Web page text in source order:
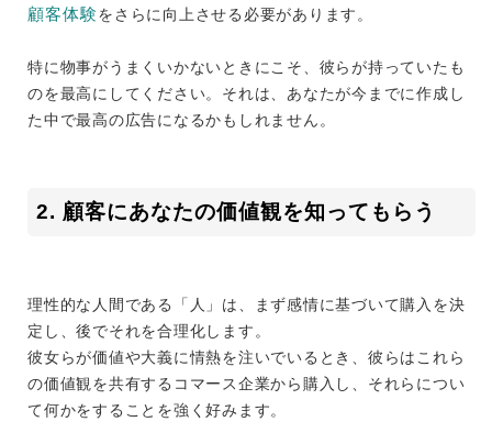
顧客体験をさらに向上させる必要があります。
特に物事がうまくいかないときにこそ、彼らが持っていたも
のを最高にしてください。それは、あなたが今までに作成し
た中で最高の広告になるかもしれません。
2. 顧客にあなたの価値観を知ってもらう
理性的な人間である「人」は、まず感情に基づいて購入を決
定し、後でそれを合理化します。
彼女らが価値や大義に情熱を注いでいるとき、彼らはこれら
の価値観を共有するコマース企業から購入し、それらについ
て何かをすることを強く好みます。